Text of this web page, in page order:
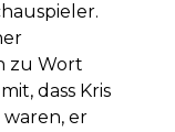
zu Wort
dass Kris
er